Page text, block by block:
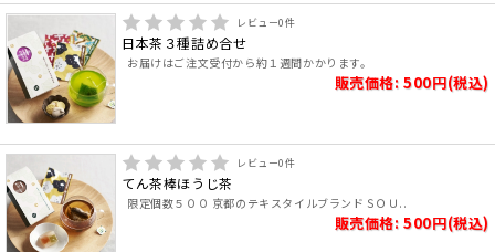
レビュー0件
日本茶３種詰め合せ
お届けはご注文受付から約１週間かかります。
販売価格: 500円(税込)
レビュー0件
てん茶棒ほうじ茶
限定個数５００ 京都のテキスタイルブランドＳＯＵ..
販売価格: 500円(税込)